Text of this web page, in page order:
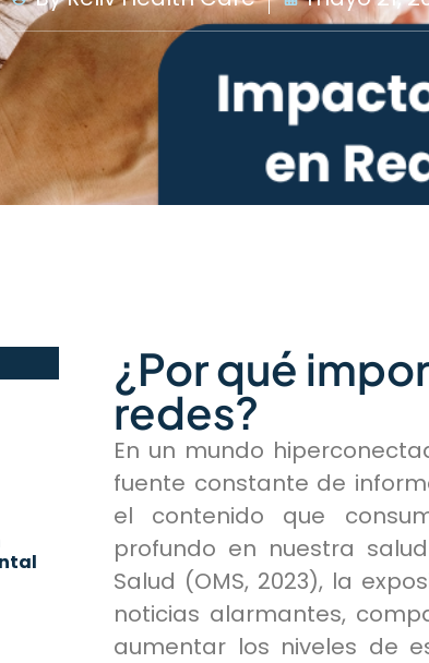
¿Por qué
redes?
En un mundo
fuente constante de
el contenido que
profundo en nuestra
Salud (OMS, 2023), la
noticias alarmantes,
aumentar los niveles de